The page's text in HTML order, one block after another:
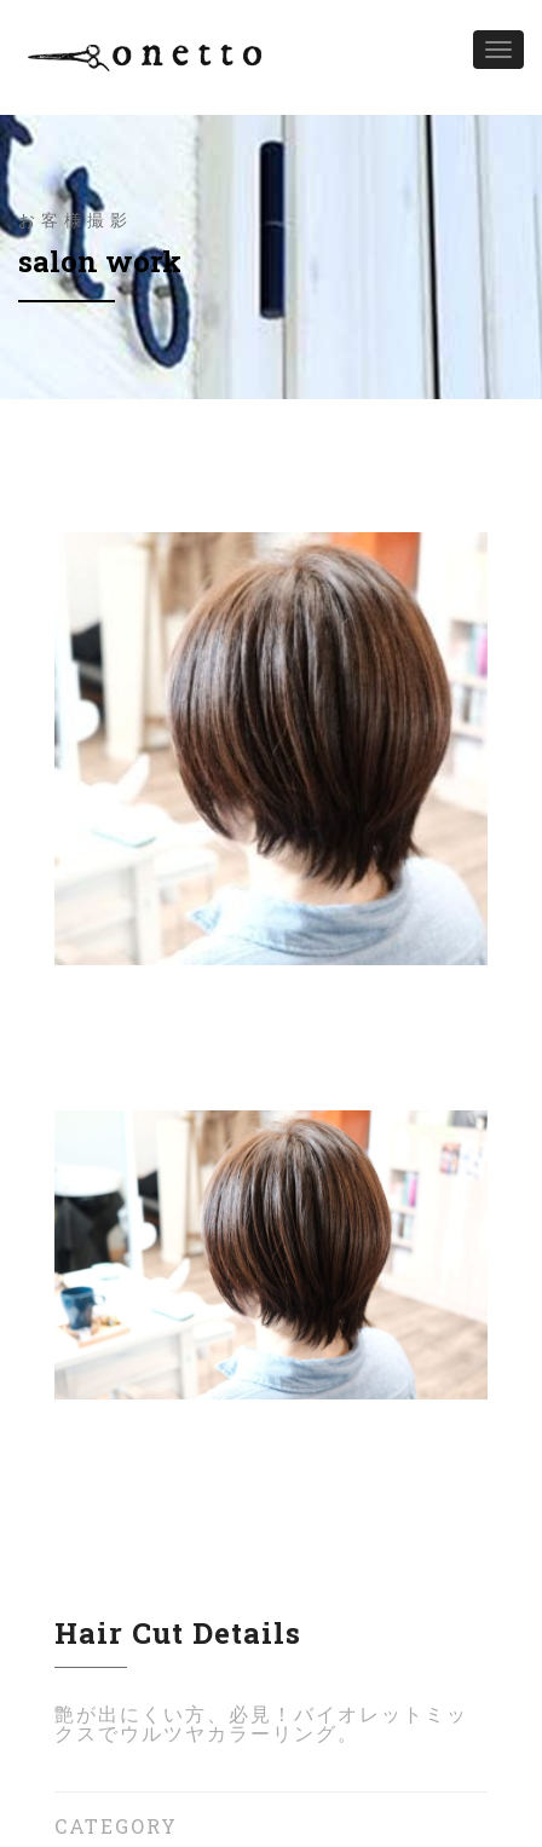
お客様撮影
salon work
Hair Cut Details
艶が出にくい方、必見！バイオレットミッ
クスでウルツヤカラーリング。
CATEGORY